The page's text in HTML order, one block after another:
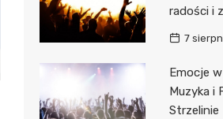
radości i
7
Emocje
Muzyka i
Strzelinie